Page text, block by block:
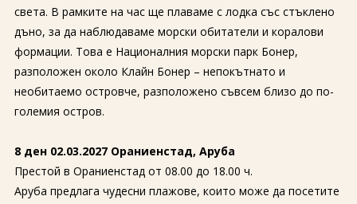
света. В рамките на час ще плаваме с лодка със стъклено
дъно, за да наблюдаваме морски обитатели и коралови
формации. Това е Националния морски парк Бонер,
разположен около Клайн Бонер – непокътнато и
необитаемо островче, разположено съвсем близо до по-
големия остров.
8 ден 02.03.2027 Ораниенстад, Аруба
Престой в Ораниенстад от 08.00 до 18.00 ч.
Аруба предлага чудесни плажове, които може да посетите